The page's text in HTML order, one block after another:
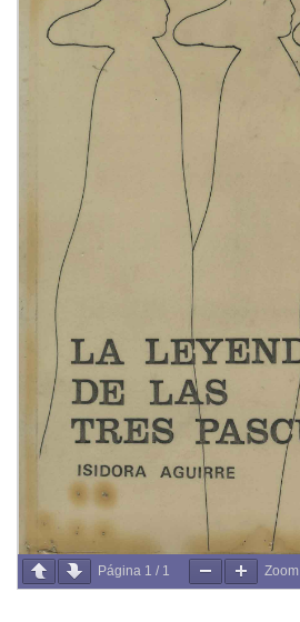
Página 1 / 1 Zoom